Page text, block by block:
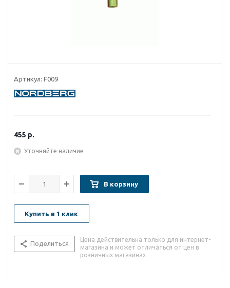
Артикул: F009
455 р.
Уточняйте наличие
В корзину
Купить в 1 клик
Поделиться
Цена действительна только для интернет-
магазина и может отличаться от цен в
розничных магазинах